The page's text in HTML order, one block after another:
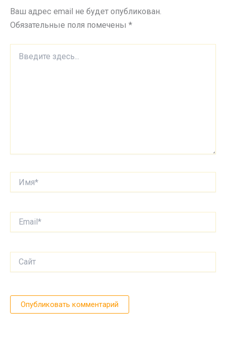
Ваш адрес email не будет опубликован.
Обязательные поля помечены *
здесь...